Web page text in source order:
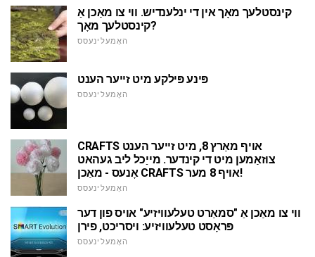
קינסטלעך מאָך אין די ינלענדיש. ווי צו מאַכן אַ
קינסטלעך מאָך?
האָמעלינעסס
פּינע פּילקע מיט זייער הענט
האָמעלינעסס
CRAFTS אויף מאַרץ 8, מיט זייער הענט
צוזאַמען מיט די קינדער. מייַכל ליב געהאט
אָנעס - מאַכן CRAFTS אויף 8 מער!
האָמעלינעסס
ווי צו מאַכן אַ "סמאַרט טעלעוויזיע" אויס פון דער
פּראָסט טעלעוויזיע: ויסריכט, פירן
האָמעלינעסס